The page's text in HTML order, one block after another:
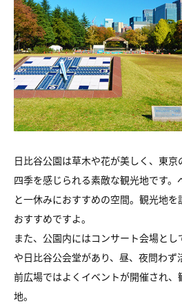
日比谷公園は草木や花が美しく、東
四季を感じられる素敵な観光地です。
と一休みにおすすめの空間。観光地
おすすめですよ。
また、公園内にはコンサート会場と
や日比谷公会堂があり、昼、夜問わず
前広場ではよくイベントが開催され
地。